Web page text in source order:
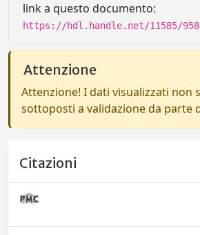
link a questo documento:
https://hdl.handle.net/11585/
Attenzione
Attenzione! I dati visualizzati non
sottoposti a validazione da parte
Citazioni